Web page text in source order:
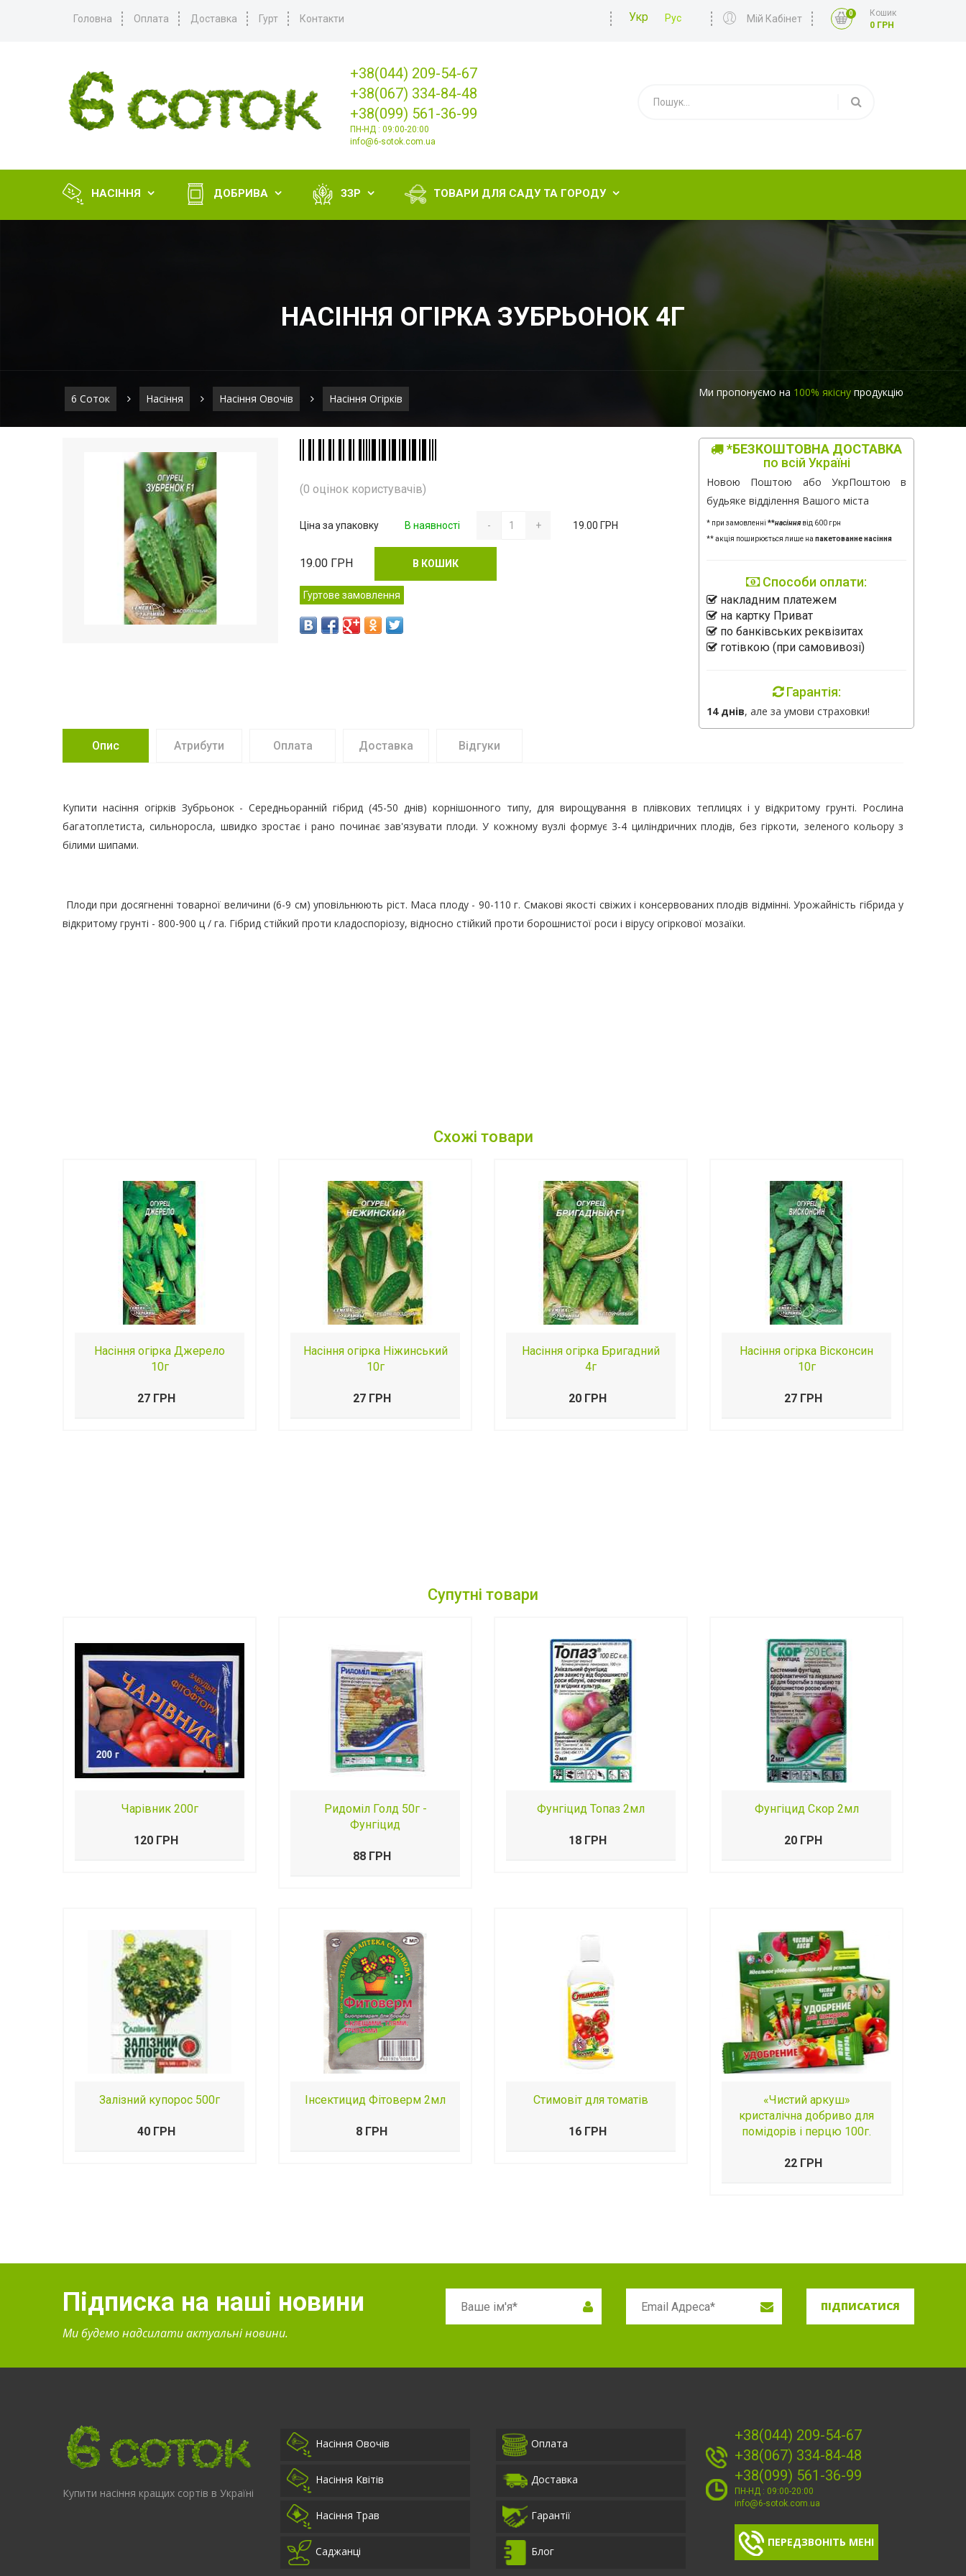
Головна Оплата Доставка Гурт Контакти Укр Рус Мій Кабінет 0
Кошик
0 ГРН
+38(044) 209-54-67
+38(067) 334-84-48
+38(099) 561-36-99
ПН-НД : 09:00-20:00
info@6-sotok.com.ua
НАСІННЯ  ДОБРИВА  ЗЗР  ТОВАРИ ДЛЯ САДУ ТА ГОРОДУ 
НАСІННЯ ОГІРКА ЗУБРЬОНОК 4Г
6 Соток Насіння Насіння Овочів Насіння Огірків Ми пропонуємо на 100% якісну продукцію
(0 оцінок користувачів)
Ціна за упаковку В наявності - + 19.00 ГРН
19.00 ГРН В КОШИК
Гуртове замовлення
*БЕЗКОШТОВНА ДОСТАВКА
по всій Україні
Новою Поштою або УкрПоштою в
будьяке відділення Вашого міста
* при замовленні **насіннявід 600 грн
** акція поширюється лише на пакетованне насіння
Способи оплати:
накладним платежем
на картку Приват
по банківських реквізитах
готівкою (при самовивозі)
Гарантія:
14 днів, але за умови страховки!
Опис Атрибути Оплата Доставка Відгуки
Купити насіння огірків Зубрьонок - Середньоранній гібрид (45-50 днів) корнішонного типу, для вирощування в плівкових теплицях і у відкритому грунті. Рослина
багатоплетиста, сильноросла, швидко зростає і рано починає зав'язувати плоди. У кожному вузлі формує 3-4 циліндричних плодів, без гіркоти, зеленого кольору з
білими шипами.
Плоди при досягненні товарної величини (6-9 см) уповільнюють ріст. Маса плоду - 90-110 г. Смакові якості свіжих і консервованих плодів відмінні. Урожайність гібрида у
відкритому грунті - 800-900 ц / га. Гібрид стійкий проти кладоспоріозу, відносно стійкий проти борошнистої роси і вірусу огіркової мозаїки.
Схожі товари
Насіння огірка Джерело
10г
27 ГРН
Насіння огірка Ніжинський
10г
27 ГРН
Насіння огірка Бригадний
4г
20 ГРН
Насіння огірка Вісконсин
10г
27 ГРН
Супутні товари
Чарівник 200г
120 ГРН
Ридоміл Голд 50г -
Фунгіцид
88 ГРН
Фунгіцид Топаз 2мл
18 ГРН
Фунгіцид Скор 2мл
20 ГРН
Залізний купорос 500г
40 ГРН
Інсектицид Фітоверм 2мл
8 ГРН
Стимовіт для томатів
16 ГРН
«Чистий аркуш»
кристалічна добриво для
помідорів і перцю 100г.
22 ГРН
Підписка на наші новини
Ми будемо надсилати актуальні новини.
ПІДПИСАТИСЯ
Купити насіння кращих сортів в Україні
Насіння Овочів
Насіння Квітів
Насіння Трав
Саджанці
Оплата
Доставка
Гарантії
Блог
+38(044) 209-54-67
+38(067) 334-84-48
+38(099) 561-36-99
ПН-НД : 09:00-20:00
info@6-sotok.com.ua
ПЕРЕДЗВОНІТЬ МЕНІ